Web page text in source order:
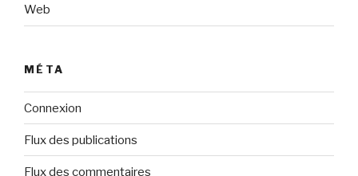
Web
MÉTA
Connexion
Flux des publications
Flux des commentaires